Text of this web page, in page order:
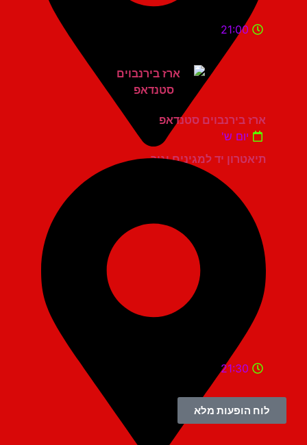
תיאטרון יד למגינים יגור
21:00
ארז בירנבוים סטנדאפ
יום ש'
21:30
לוח הופעות מלא